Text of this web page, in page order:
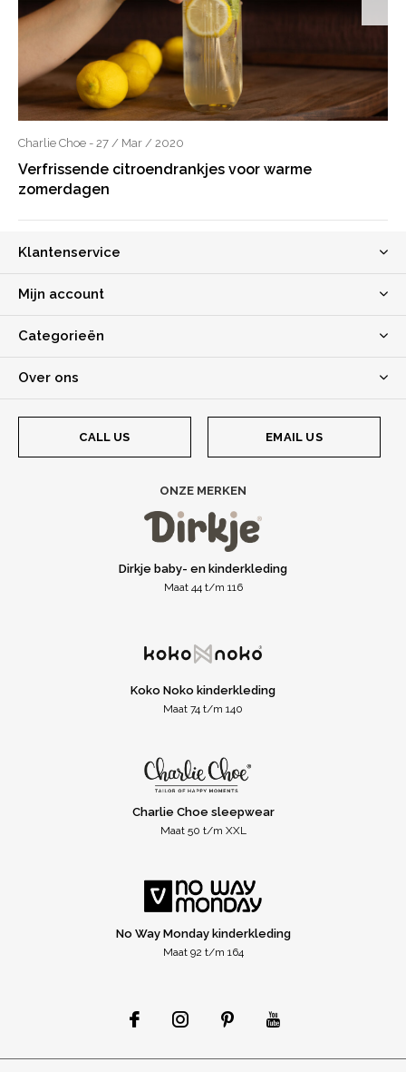
Charlie Choe - 27 / Mar / 2020
Verfrissende citroendrankjes voor warme
zomerdagen
Klantenservice
Mijn account
Categorieën
Over ons
CALL US EMAIL US
ONZE MERKEN
Dirkje baby- en kinderkleding
Maat 44 t/m 116
Koko Noko kinderkleding
Maat 74 t/m 140
Charlie Choe sleepwear
Maat 50 t/m XXL
No Way Monday kinderkleding
Maat 92 t/m 164